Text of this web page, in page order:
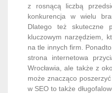
z rosnącą liczbą
konkurencja w wielu
Dlatego też skuteczne
kluczowym narzędziem,
na tle innych firm.
strona internetowa
Wrocławia, ale także z
może znacząco
w SEO to także